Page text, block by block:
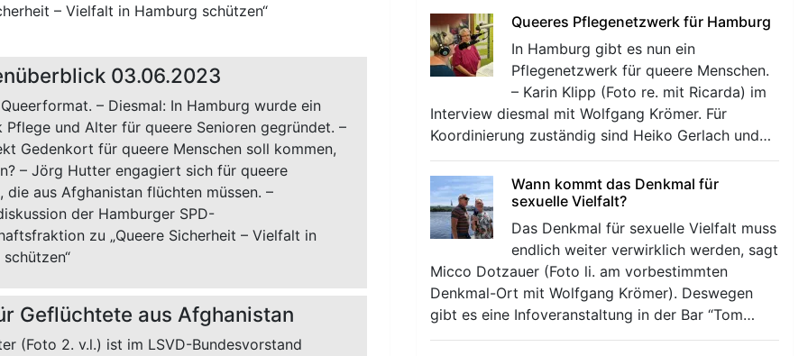
– Vielfalt in Hamburg schützen“
03.06.2023
– Diesmal: In Hamburg wurde ein
Pflege und Alter für queere Senioren gegründet. –
Gedenkort für queere Menschen soll kommen,
– Jörg Hutter engagiert sich für queere
die aus Afghanistan flüchten müssen. –
der Hamburger SPD-
zu „Queere Sicherheit – Vielfalt in
Geflüchtete aus Afghanistan
(Foto 2. v.l.) ist im LSVD-Bundesvorstand
Queeres Pflegenetzwerk für Hamburg
In Hamburg gibt es nun ein
Pflegenetzwerk für queere Menschen.
– Karin Klipp (Foto re. mit Ricarda) im
Interview diesmal mit Wolfgang Krömer. Für
Koordinierung zuständig sind Heiko Gerlach und…
Wann kommt das Denkmal für
sexuelle Vielfalt?
Das Denkmal für sexuelle Vielfalt muss
endlich weiter verwirklich werden, sagt
Micco Dotzauer (Foto li. am vorbestimmten
Denkmal-Ort mit Wolfgang Krömer). Deswegen
gibt es eine Infoveranstaltung in der Bar “Tom…